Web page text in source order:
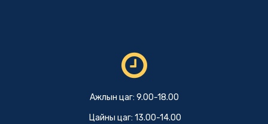
Ажлын цаг: 9.00-18.00
Цайны цаг: 13.00-14.00